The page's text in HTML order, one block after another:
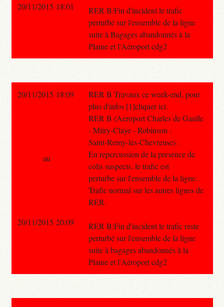
RER B:Fin d'incident le trafic
perturbé sur l'ensemble de la ligne
suite à Bagages abandonnés à la
Plaine et l'Aéroport cdg2
20/11/2015 18:01
20/11/2015 18:09
RER B Travaux ce week-end, pour
plus d'infos [1]cliquer ici.
RER B (Aeroport Charles de Gaulle
- Mitry-Claye - Robinson -
Saint-Remy-les-Chevreuse) :
En repercussion de la presence de
colis suspects, le trafic est
perturbe sur l'ensemble de la ligne.
Trafic normal sur les autres lignes de
RER.
RER B:Fin d'incident le trafic reste
perturbé sur l'ensemble de la ligne
suite à bagages abandonnés à la
Plaine et l'Aéroport cdg2
au
20/11/2015 20:09